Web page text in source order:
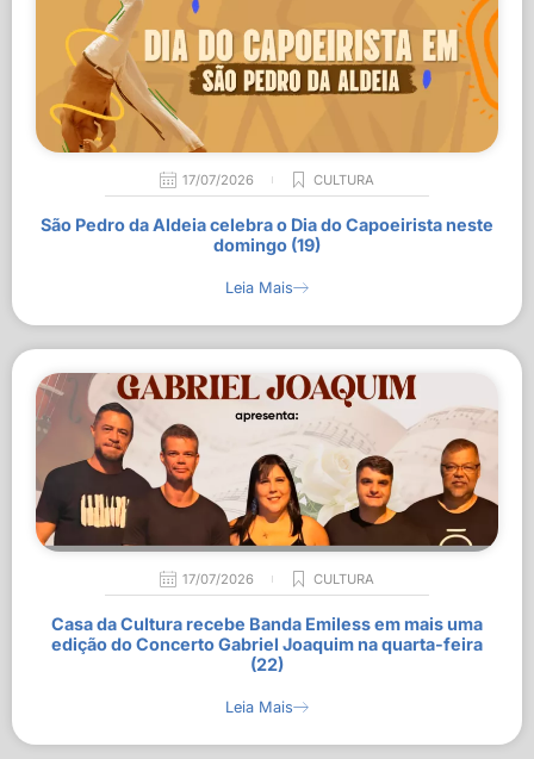
17/07/2026 CULTURA
São Pedro da Aldeia celebra o Dia do Capoeirista neste
domingo (19)
Leia Mais
17/07/2026 CULTURA
Casa da Cultura recebe Banda Emiless em mais uma
edição do Concerto Gabriel Joaquim na quarta-feira
(22)
Leia Mais